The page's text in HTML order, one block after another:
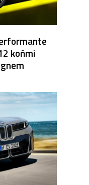
koňmi